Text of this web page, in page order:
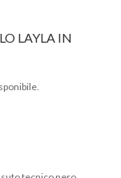
LAYLA IN